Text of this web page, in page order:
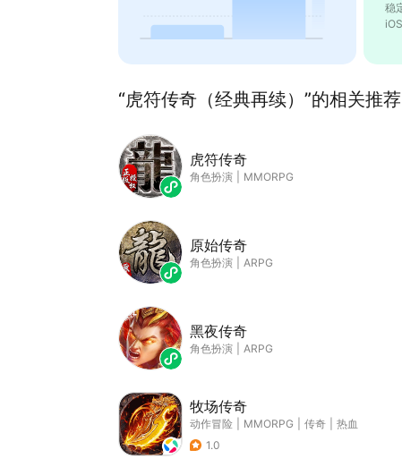
稳
“虎符传奇（经典再续）”的相关推
虎符传奇
角色扮演 MMORPG
原始传奇
角色扮演 ARPG
黑夜传奇
角色扮演 ARPG
牧场传奇
动作冒险 MMORPG 传奇
热血
1.0